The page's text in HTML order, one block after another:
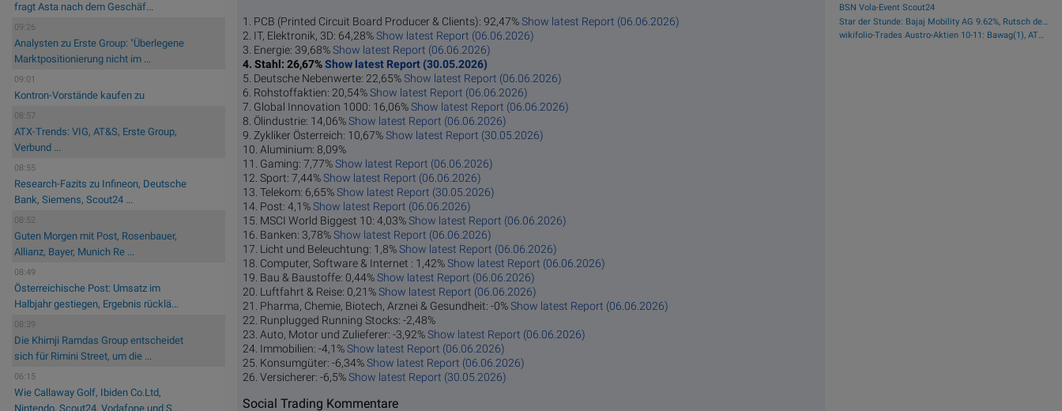
fragt Asta nach dem Geschäf...
09:26
Analysten zu Erste Group: "Überlegene
Marktpositionierung nicht im ...
09:01
Kontron-Vorstände kaufen zu
08:57
ATX-Trends: VIG, AT&S, Erste Group,
Verbund ...
08:55
Research-Fazits zu Infineon, Deutsche
Bank, Siemens, Scout24 ...
08:52
Guten Morgen mit Post, Rosenbauer,
Allianz, Bayer, Munich Re ...
08:49
Österreichische Post: Umsatz im
Halbjahr gestiegen, Ergebnis rücklä...
08:39
Die Khimji Ramdas Group entscheidet
sich für Rimini Street, um die ...
06:15
Wie Callaway Golf, Ibiden Co.Ltd,
Nintendo, Scout24, Vodafone und S...
1. PCB (Printed Circuit Board Producer & Clients): 92,47%Show latest Report (06.06.2026)
2. IT, Elektronik, 3D: 64,28%Show latest Report (06.06.2026)
3. Energie: 39,68%Show latest Report (06.06.2026)
4. Stahl: 26,67%Show latest Report (30.05.2026)
5. Deutsche Nebenwerte: 22,65%Show latest Report (06.06.2026)
6. Rohstoffaktien: 20,54%Show latest Report (06.06.2026)
7. Global Innovation 1000: 16,06%Show latest Report (06.06.2026)
8. Ölindustrie: 14,06%Show latest Report (06.06.2026)
9. Zykliker Österreich: 10,67%Show latest Report (30.05.2026)
10. Aluminium: 8,09%
11. Gaming: 7,77%Show latest Report (06.06.2026)
12. Sport: 7,44%Show latest Report (06.06.2026)
13. Telekom: 6,65%Show latest Report (30.05.2026)
14. Post: 4,1%Show latest Report (06.06.2026)
15. MSCI World Biggest 10: 4,03%Show latest Report (06.06.2026)
16. Banken: 3,78%Show latest Report (06.06.2026)
17. Licht und Beleuchtung: 1,8%Show latest Report (06.06.2026)
18. Computer, Software & Internet : 1,42%Show latest Report (06.06.2026)
19. Bau & Baustoffe: 0,44%Show latest Report (06.06.2026)
20. Luftfahrt & Reise: 0,21%Show latest Report (06.06.2026)
21. Pharma, Chemie, Biotech, Arznei & Gesundheit: -0%Show latest Report (06.06.2026)
22. Runplugged Running Stocks: -2,48%
23. Auto, Motor und Zulieferer: -3,92%Show latest Report (06.06.2026)
24. Immobilien: -4,1%Show latest Report (06.06.2026)
25. Konsumgüter: -6,34%Show latest Report (06.06.2026)
26. Versicherer: -6,5%Show latest Report (30.05.2026)
Social Trading Kommentare
BSN Vola-Event Scout24
Star der Stunde: Bajaj Mobility AG 9.62%, Rutsch der Stunde: Österreichische Post -1.97%
wikifolio-Trades Austro-Aktien 10-11: Bawag(1), AT&S(1), RBI(1), OMV(1)